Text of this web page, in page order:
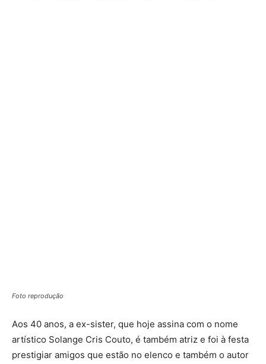
Foto reprodução
Aos 40 anos, a ex-sister, que hoje assina com o nome
artístico Solange Cris Couto, é também atriz e foi à festa
prestigiar amigos que estão no elenco e também o autor